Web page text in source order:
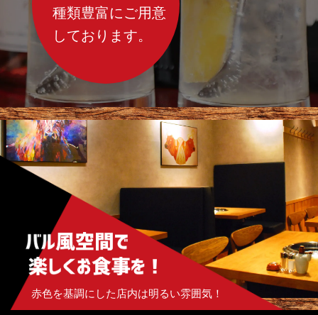
種類豊富にご用意
しております。
赤色を基調にした店内は明るい雰囲気！